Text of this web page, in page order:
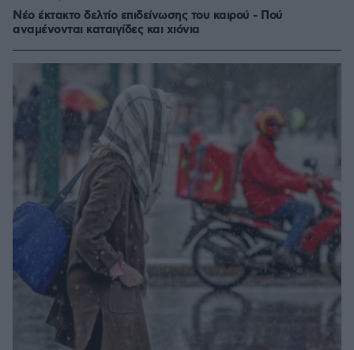
Νέο έκτακτο δελτίο επιδείνωσης του καιρού - Πού
αναμένονται καταιγίδες και χιόνια